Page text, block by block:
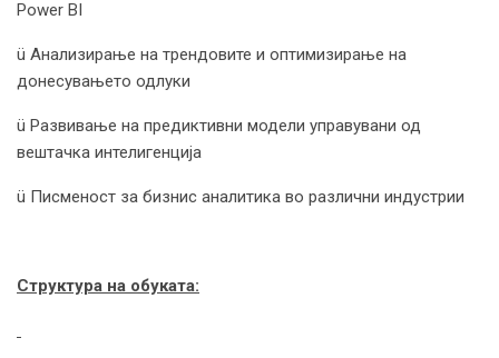
Power BI
ü Анализирање на трендовите и оптимизирање на
донесувањето одлуки
ü Развивање на предиктивни модели управувани од
вештачка интелигенција
ü Писменост за бизнис аналитика во различни индустрии
Структура на обуката: